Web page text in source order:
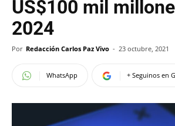
US$100 mil
2024
Por Redacción Carlos Paz Vivo - 23 octubre, 2021
WhatsApp + Seguinos en